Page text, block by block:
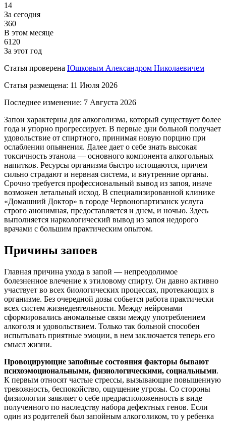
14
За сегодня
360
В этом месяце
6120
За этот год
Статья проверена Юшковым Александром Николаевичем
Статья размещена: 11 Июля 2026
Последнее изменение: 7 Августа 2026
Запои характерны для алкоголизма, который существует более
года и упорно прогрессирует. В первые дни больной получает
удовольствие от спиртного, принимая новую порцию при
ослаблении опьянения. Далее дает о себе знать высокая
токсичность этанола — основного компонента алкогольных
напитков. Ресурсы организма быстро истощаются, причем
сильно страдают и нервная система, и внутренние органы.
Срочно требуется профессиональный вывод из запоя, иначе
возможен летальный исход. В специализированной клинике
«Домашний Доктор» в городе Червонопартизанск услуга
строго анонимная, предоставляется и днем, и ночью. Здесь
выполняется наркологический вывод из запоя недорого
врачами с большим практическим опытом.
Причины запоев
Главная причина ухода в запой — непреодолимое
болезненное влечение к этиловому спирту. Он давно активно
участвует во всех биологических процессах, протекающих в
организме. Без очередной дозы собьется работа практически
всех систем жизнедеятельности. Между нейронами
сформировались аномальные связи между употреблением
алкоголя и удовольствием. Только так больной способен
испытывать приятные эмоции, в нем заключается теперь его
смысл жизни.
Провоцирующие запойные состояния факторы бывают
психоэмоциональными, физиологическими, социальными.
К первым относят частые стрессы, вызывающие повышенную
тревожность, беспокойство, ощущение угрозы. Со стороны
физиологии заявляет о себе предрасположенность в виде
полученного по наследству набора дефектных генов. Если
один из родителей был запойным алкоголиком, то у ребенка